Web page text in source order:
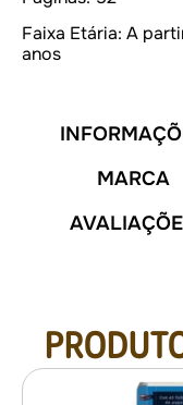
MARCA
Faixa Etária: A
anos